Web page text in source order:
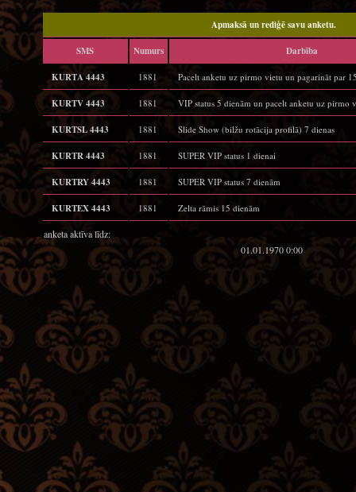
Apmaksā un rediģē savu anketu.
SMS Numurs Darbība
KURTA 4443 1881 Pacelt anketu uz pirmo vietu un pagarināt par
KURTV 4443 1881 VIP status 5 dienām un pacelt anketu uz pirmo
KURTSL 4443 1881 Slide Show (bilžu rotācija profilā) 7 dienas
KURTR 4443 1881 SUPER VIP status 1 dienai
KURTRY 4443 1881 SUPER VIP status 7 dienām
KURTEX 4443 1881 Zelta rāmis 15 dienām
anketa aktīva līdz:
01.01.1970 0:00